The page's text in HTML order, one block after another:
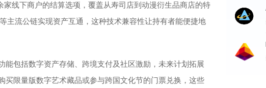
线下商户的结算选项，覆盖从寿司店到动漫衍生品商店的特
主流公链实现资产互通，这种技术兼容性让持有者能便捷地
包括数字资产存储、跨境支付及社区激励，未来计划拓展
限量版数字艺术藏品或参与跨国文化节的门票兑换，这些